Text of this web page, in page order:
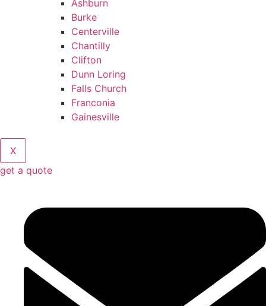
Ashburn
Burke
Centerville
Chantilly
Clifton
Dunn Loring
Falls Church
Franconia
Gainesville
X
get a quote